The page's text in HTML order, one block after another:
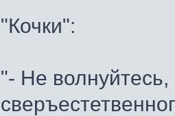
"Кочки":
"- Не